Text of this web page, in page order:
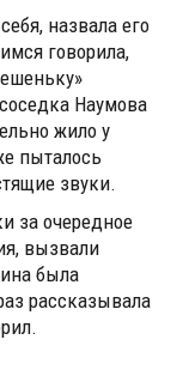
назвала его
говорила,
Наумова
жило у
пыталось
звуки.
за очередное
вызвали
была
рассказывала